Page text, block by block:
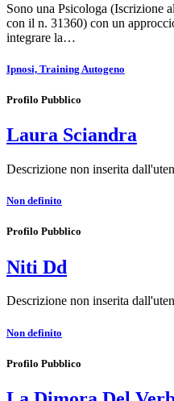
Sono una Psicologa (Iscrizione
con il n. 31360) con un
integrare la…
Ipnosi, Training Autogeno
Profilo Pubblico
Laura Sciandra
Descrizione non inserita
Non definito
Profilo Pubblico
Niti Dd
Descrizione non inserita
Non definito
Profilo Pubblico